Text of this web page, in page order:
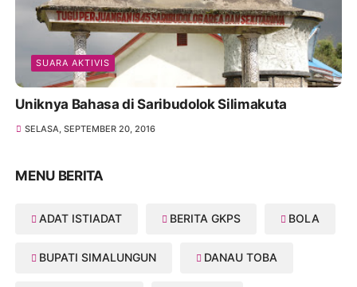
SUARA AKTIVIS
Uniknya Bahasa di Saribudolok Silimakuta
SELASA, SEPTEMBER 20, 2016
MENU BERITA
ADAT ISTIADAT BERITA GKPS BOLA
BUPATI SIMALUNGUN DANAU TOBA